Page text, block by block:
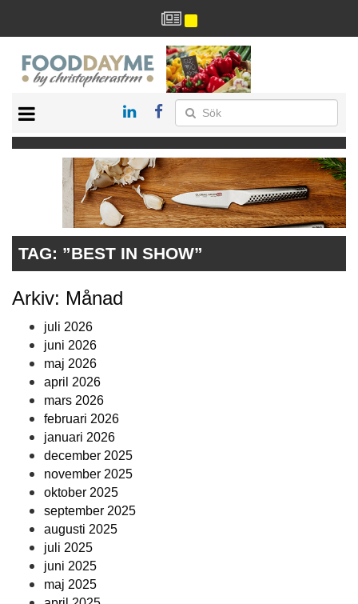
RECEPT
RESTAURANG
TAG: ”BEST IN SHOW”
Arkiv: Månad
juli 2026
juni 2026
maj 2026
april 2026
mars 2026
februari 2026
januari 2026
december 2025
november 2025
oktober 2025
september 2025
augusti 2025
juli 2025
juni 2025
maj 2025